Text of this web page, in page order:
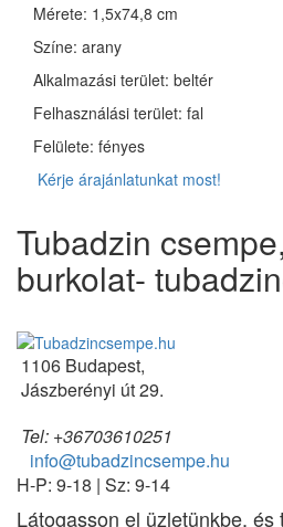
Mérete: 1,5x74,8 cm
Színe: arany
Alkalmazási terület: beltér
Felhasználási terület: fal
Felülete: fényes
Kérje árajánlatunkat most!
Tubadzin
burkolat-
1106 Budapest,
Jászberényi út 29.
Tel: +36703610251
info@tubadzincsempe.hu
H-P: 9-18 | Sz: 9-14
Látogasson el üzletünkbe, és